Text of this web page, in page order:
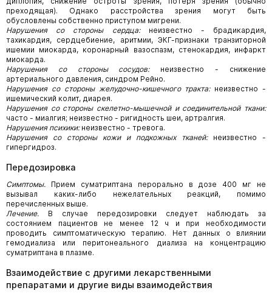
преходящая). Однако расстройства зрения могут быть
обусловлены собственно приступом мигрени.
Нарушения со стороны сердца:неизвестно - брадикардия,
тахикардия, сердцебиение, аритмии, ЭКГ-признаки транзиторной
ишемии миокарда, коронарный вазоспазм, стенокардия, инфаркт
миокарда.
Нарушения со стороны сосудов:неизвестно - снижение
артериального давления, синдром Рейно.
Нарушения со стороны желудочно-кишечного тракта:неизвестно -
ишемический колит, диарея.
Нарушения со стороны скелетно-мышечной и соединительной ткани:
часто - миалгия; неизвестно - ригидность шеи, артралгия.
Нарушения психики:неизвестно - тревога.
Нарушения со стороны кожи и подкожных тканей:неизвестно -
гипергидроз.
Передозировка
Симптомы. Прием суматриптана перорально в дозе 400 мг не
вызывал каких-либо нежелательных реакций, помимо
перечисленных выше.
Лечение. В случае передозировки следует наблюдать за
состоянием пациентов не менее 12 ч и при необходимости
проводить симптоматическую терапию. Нет данных о влиянии
гемодиализа или перитонеального диализа на концентрацию
суматриптана в плазме.
Взаимодействие с другими лекарственными
препаратами и другие виды взаимодействия